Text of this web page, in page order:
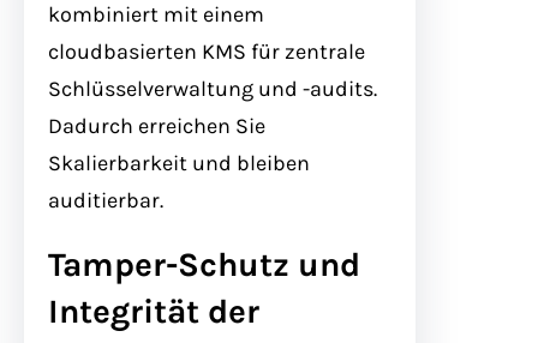
kombiniert mit einem
cloudbasierten KMS für zentrale
Schlüsselverwaltung und -audits.
Dadurch erreichen Sie
Skalierbarkeit und bleiben
auditierbar.
Tamper-Schutz und
Integrität der